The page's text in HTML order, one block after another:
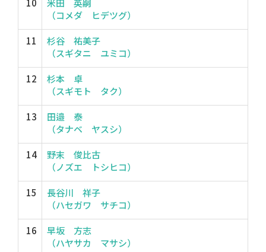
10
米田 英嗣
（コメダ ヒデツグ）
11
杉谷 祐美子
（スギタニ ユミコ）
12
杉本 卓
（スギモト タク）
13
田邉 泰
（タナベ ヤスシ）
14
野末 俊比古
（ノズエ トシヒコ）
15
長谷川 祥子
（ハセガワ サチコ）
16
早坂 方志
（ハヤサカ マサシ）